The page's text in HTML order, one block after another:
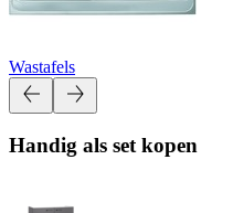
Wastafels
Handig als set kopen